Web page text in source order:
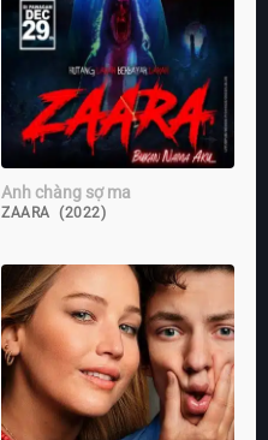
Anh chàng sợ ma
ZAARA (2022)